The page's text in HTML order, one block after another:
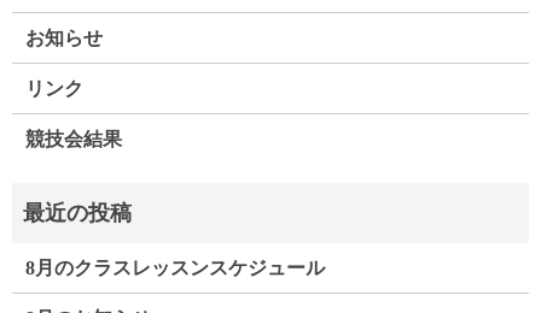
お知らせ
リンク
競技会結果
8月のクラスレッスンスケジュール